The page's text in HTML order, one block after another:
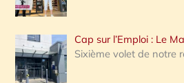
Cap sur l’Emploi : Le
Sixième volet de notre